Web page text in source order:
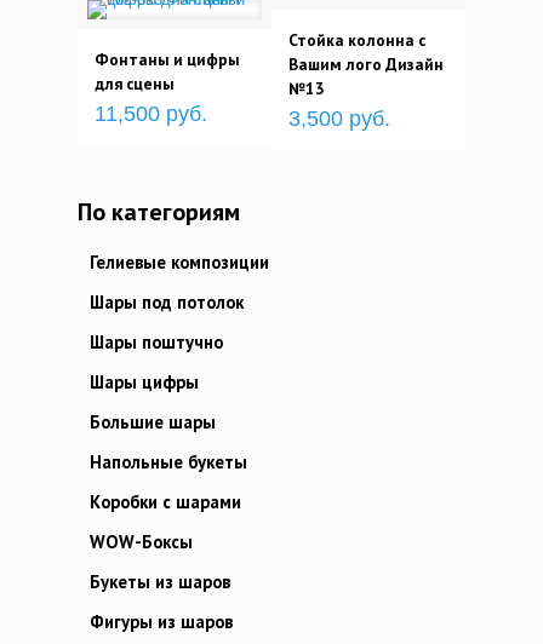
Фонтаны и цифры
для сцены
11,500 руб.
Стойка колонна с
Вашим лого Дизайн
№13
3,500 руб.
По категориям
Гелиевые композиции
Шары под потолок
Шары поштучно
Шары цифры
Большие шары
Напольные букеты
Коробки с шарами
WOW-Боксы
Букеты из шаров
Фигуры из шаров